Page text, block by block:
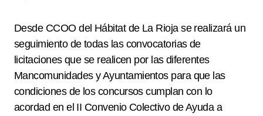
Desde CCOO del Hábitat de La Rioja se realizará un
seguimiento de todas las convocatorias de
licitaciones que se realicen por las diferentes
Mancomunidades y Ayuntamientos para que las
condiciones de los concursos cumplan con lo
acordad en el II Convenio Colectivo de Ayuda a